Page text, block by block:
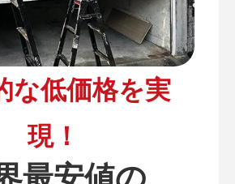
な低価格を実
現！
最安値の